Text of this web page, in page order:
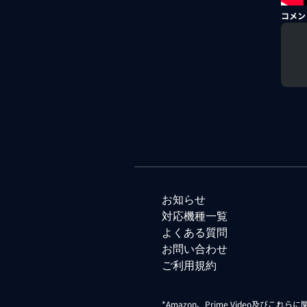
コメ
お知らせ
対応機種一覧
よくある質問
お問い合わせ
ご利用規約
*Amazon、Prime Video及びこれらに